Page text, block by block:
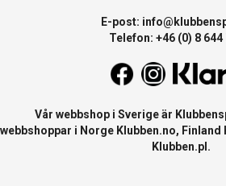
E-post:
Telefon: +46 (0) 8 644
Vår webbshop i Sverige är
webbshoppar i Norge Klubben.no, Finland
Klubben.pl .